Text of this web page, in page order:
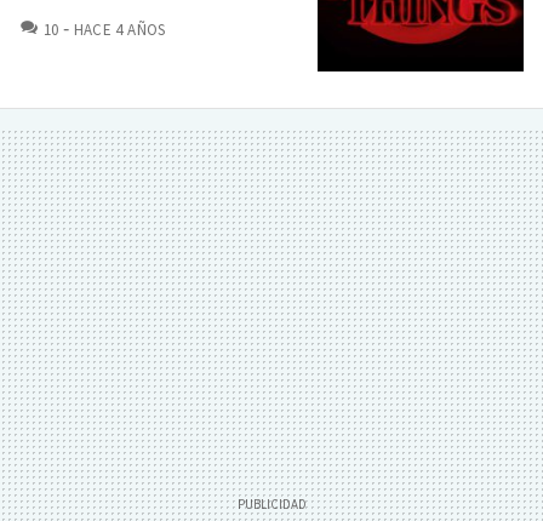
10 COMENTARIOS
HACE 4 AÑOS